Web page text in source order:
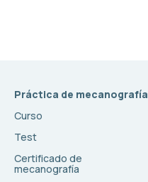
Práctica de mecanografía
Curso
Test
Certificado de
mecanografía